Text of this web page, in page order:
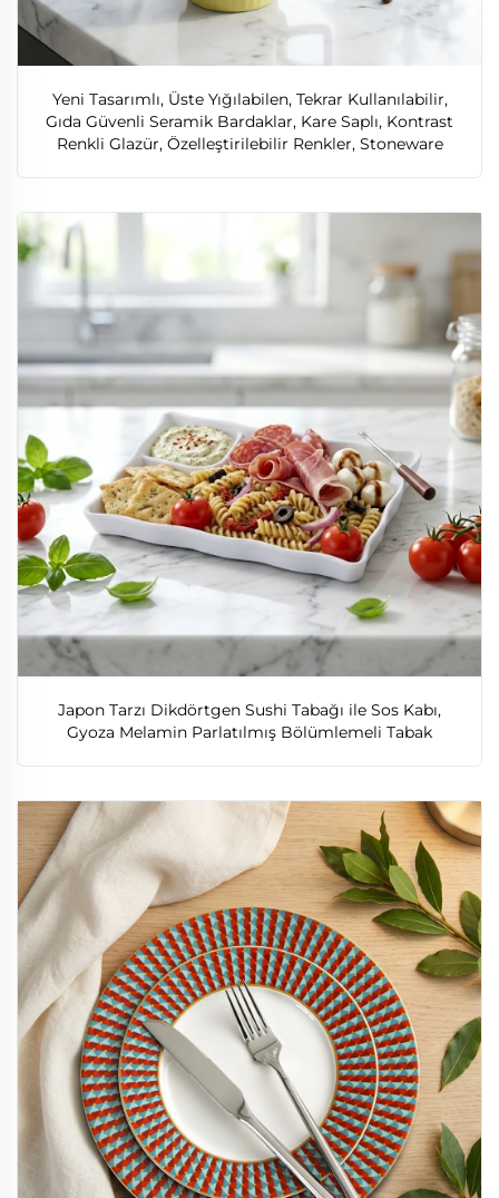
Yeni Tasarımlı, Üste Yığılabilen, Tekrar Kullanılabilir,
Gıda Güvenli Seramik Bardaklar, Kare Saplı, Kontrast
Renkli Glazür, Özelleştirilebilir Renkler, Stoneware
Japon Tarzı Dikdörtgen Sushi Tabağı ile Sos Kabı,
Gyoza Melamin Parlatılmış Bölümlemeli Tabak